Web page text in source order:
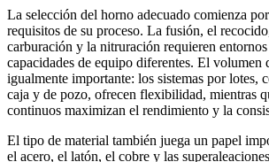
La selección del horno adecuado comienza
requisitos de su proceso. La fusión, el
carburación y la nitruración requieren
capacidades de equipo diferentes. El volumen
igualmente importante: los sistemas por lotes,
caja y de pozo, ofrecen flexibilidad, mientras
continuos maximizan el rendimiento y la
El tipo de material también juega un papel
el acero, el latón, el cobre y las